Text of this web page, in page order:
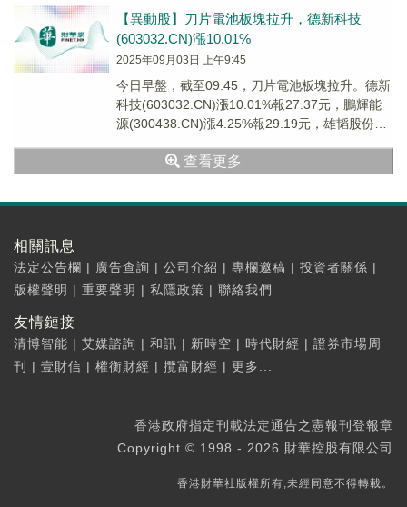
【異動股】刀片電池板塊拉升，德新科技
(603032.CN)漲10.01%
2025年09月03日 上午9:45
今日早盤，截至09:45，刀片電池板塊拉升。德新
科技(603032.CN)漲10.01%報27.37元，鵬輝能
源(300438.CN)漲4.25%報29.19元，雄韬股份
查看更多
相關訊息
法定公告欄 | 廣告查詢 | 公司介紹 | 專欄邀稿 | 投資者關係 |
版權聲明 | 重要聲明 | 私隱政策 | 聯絡我們
友情鏈接
清博智能 | 艾媒諮詢 | 和訊 | 新時空 | 時代財經 | 證券市場周
刊
| 壹財信 | 權衡財經 | 攬富財經 | 更多...
香港政府指定刊載法定通告之憲報刊登報章
Copyright © 1998 - 2026 財華控股有限公司
香港財華社版權所有,未經同意不得轉載。